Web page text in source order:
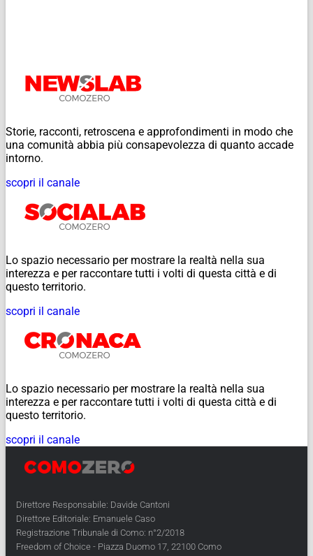
Storie, racconti, retroscena e approfondimenti in modo che
una comunità abbia più consapevolezza di quanto accade
intorno.
scopri il canale
Lo spazio necessario per mostrare la realtà nella sua
interezza e per raccontare tutti i volti di questa città e di
questo territorio.
scopri il canale
Lo spazio necessario per mostrare la realtà nella sua
interezza e per raccontare tutti i volti di questa città e di
questo territorio.
scopri il canale
Direttore Responsabile: Davide Cantoni
Direttore Editoriale: Emanuele Caso
Registrazione Tribunale di Como: n°2/2018
Freedom of Choice - Piazza Duomo 17, 22100 Como